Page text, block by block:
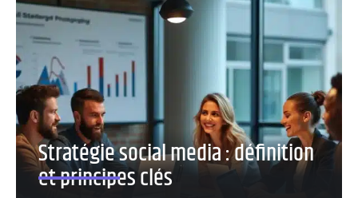
Stratégie social media : définition
et principes clés